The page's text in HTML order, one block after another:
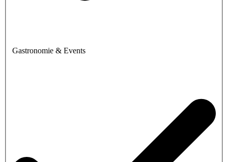
Gastronomie & Events